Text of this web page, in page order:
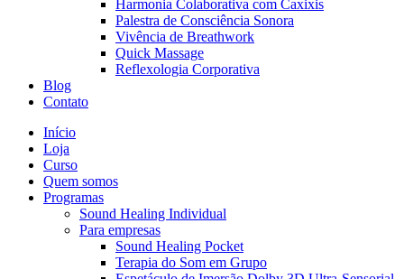
Harmonia Colaborativa com Caxixis
Palestra de Consciência Sonora
Vivência de Breathwork
Quick Massage
Reflexologia Corporativa
Blog
Contato
Início
Loja
Curso
Quem somos
Programas
Sound Healing Individual
Para empresas
Sound Healing Pocket
Terapia do Som em Grupo